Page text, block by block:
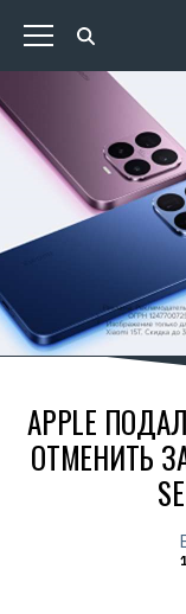
APPLE
ОТМЕНИТЬ